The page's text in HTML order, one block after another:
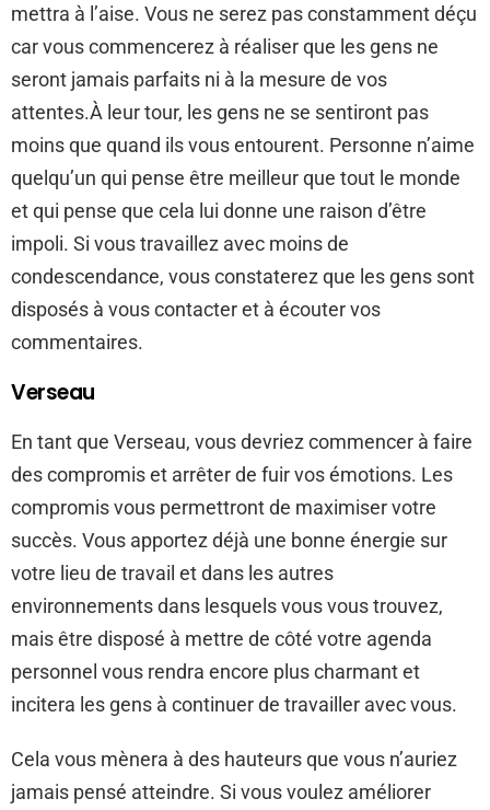
mettra à l’aise. Vous ne serez pas constamment déçu
car vous commencerez à réaliser que les gens ne
seront jamais parfaits ni à la mesure de vos
attentes.À leur tour, les gens ne se sentiront pas
moins que quand ils vous entourent. Personne n’aime
quelqu’un qui pense être meilleur que tout le monde
et qui pense que cela lui donne une raison d’être
impoli. Si vous travaillez avec moins de
condescendance, vous constaterez que les gens sont
disposés à vous contacter et à écouter vos
commentaires.
Verseau
En tant que Verseau, vous devriez commencer à faire
des compromis et arrêter de fuir vos émotions. Les
compromis vous permettront de maximiser votre
succès. Vous apportez déjà une bonne énergie sur
votre lieu de travail et dans les autres
environnements dans lesquels vous vous trouvez,
mais être disposé à mettre de côté votre agenda
personnel vous rendra encore plus charmant et
incitera les gens à continuer de travailler avec vous.
Cela vous mènera à des hauteurs que vous n’auriez
jamais pensé atteindre. Si vous voulez améliorer